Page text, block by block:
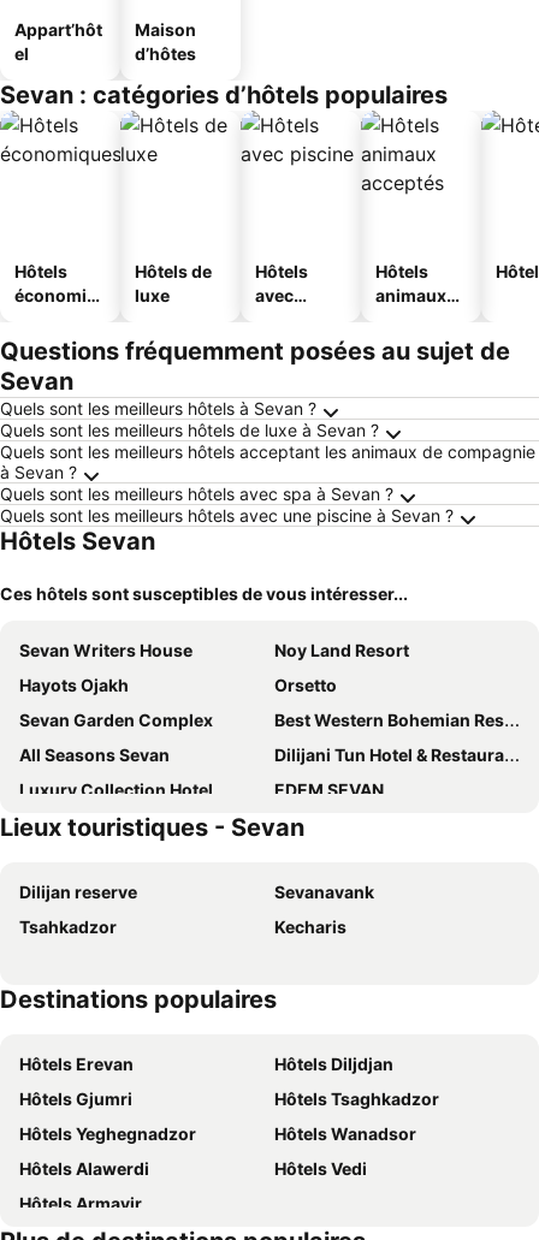
Appart’hôt
el
Maison
d’hôtes
Sevan : catégories d’hôtels populaires
Hôtels
économiq
Hôtels de
luxe
Hôtels
avec
Hôtels
animaux
Questions fréquemment posées au sujet de
Sevan
Quels sont les meilleurs hôtels à Sevan ?
Quels sont les meilleurs hôtels de luxe à Sevan ?
Quels sont les meilleurs hôtels acceptant les animaux de compagnie
à Sevan ?
Quels sont les meilleurs hôtels avec spa à Sevan ?
Quels sont les meilleurs hôtels avec une piscine à Sevan ?
Hôtels Sevan
Ces hôtels sont susceptibles de vous intéresser...
Sevan Writers House
Noy Land Resort
Hayots Ojakh
Orsetto
Sevan Garden Complex
Best Western Bohemian Resort
All Seasons Sevan
Dilijani Tun Hotel & Restaurant
Luxury Collection Hotel
EDEM SEVAN
Nirvana
Armenia VanSevan Hotel
Serik & Geora Guesthouse
Vardeni Guesthouse
Sevan Backstage Garden
Cascade Resort Sevan
Ararat Resort Tsaghkadzor
Alaska Resort
Stonehenge Hotel & Restaurant
Popock Tsaghkadzor
Alpina
Alpina Resort by Stellar Hotels, Tsaghkadzor
Ani Forest Hills Hotel and Resort, Dilijan
Faria Boutique Hotel
Hotel Arevi Gosh
SIA Resort and SPA
Kecharis Villages
Lieux touristiques - Sevan
Dilijan reserve
Sevanavank
Tsahkadzor
Kecharis
Destinations populaires
Hôtels Erevan
Hôtels Diljdjan
Hôtels Gjumri
Hôtels Tsaghkadzor
Hôtels Yeghegnadzor
Hôtels Wanadsor
Hôtels Alawerdi
Hôtels Vedi
Hôtels Armavir